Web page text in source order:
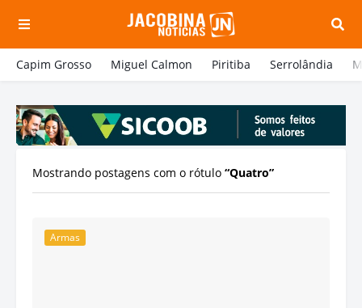
Capim Grosso Miguel Calmon Piritiba Serrolândia
Mostrando postagens com o rótulo Quatro
Armas